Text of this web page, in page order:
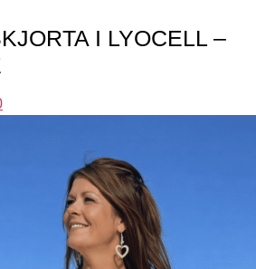
I LYOCELL –